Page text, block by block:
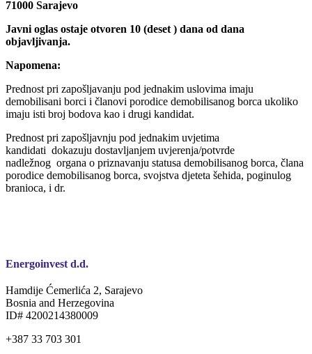
71000 Sarajevo
Javni oglas ostaje otvoren 10 (deset ) dana od dana
objavljivanja.
Napomena:
Prednost pri zapošljavanju pod jednakim uslovima imaju
demobilisani borci i članovi porodice demobilisanog borca ukoliko
imaju isti broj bodova kao i drugi kandidat.
Prednost pri zapošljavnju pod jednakim uvjetima
kandidati dokazuju dostavljanjem uvjerenja/potvrde
nadležnog organa o priznavanju statusa demobilisanog borca, člana
porodice demobilisanog borca, svojstva djeteta šehida, poginulog
branioca, i dr.
Energoinvest d.d.
Hamdije Ćemerlića 2, Sarajevo
Bosnia and Herzegovina
ID# 4200214380009
+387 33 703 301